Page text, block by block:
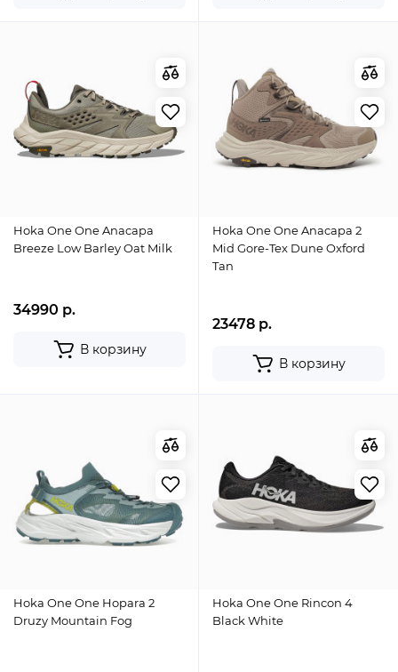
Hoka One One Anacapa
Breeze Low Barley Oat Milk
34990 р.
В корзину
Hoka One One Anacapa 2
Mid Gore-Tex Dune Oxford
Tan
23478 р.
В корзину
Hoka One One Hopara 2
Druzy Mountain Fog
Hoka One One Rincon 4
Black White